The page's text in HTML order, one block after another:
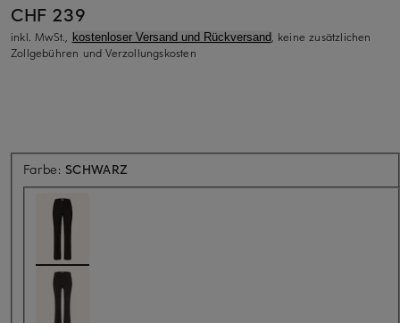
CHF 239
inkl. MwSt., kostenloser Versand und Rückversand, keine zusätzlichen
Zollgebühren und Verzollungskosten
Farbe: SCHWARZ